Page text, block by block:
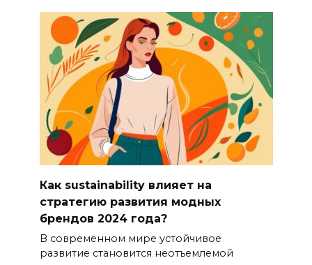
Как sustainability влияет на
стратегию развития модных
брендов 2024 года?
В современном мире устойчивое
развитие становится неотъемлемой